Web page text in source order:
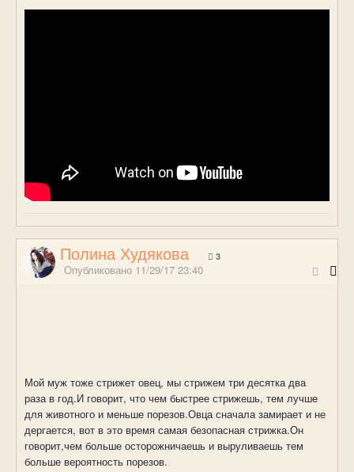
Полина Худякова 3
Опубликовано 11/29/17 23:40
Мой муж тоже стрижет овец, мы стрижем три десятка два
раза в год.И говорит, что чем быстрее стрижешь, тем лучше
для животного и меньше порезов.Овца сначала замирает и не
дергается, вот в это время самая безопасная стрижка.Он
говорит,чем больше осторожничаешь и выруливаешь тем
больше вероятность порезов.